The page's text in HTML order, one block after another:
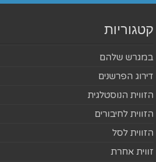
קטגוריות
במגרש שלהם
דירוג הפרשנים
הזווית הנוסטלגית
הזווית לחיבורים
הזווית לסל
זווית אחרת